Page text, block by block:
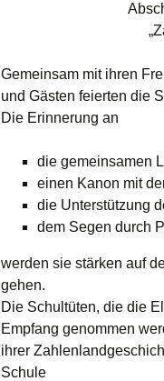
Kontakte
Entwicklung unserer
Einrichtung
Gemeinsam mit ihren
und Gästen feierten die
Die Erinnerung an
die gemeinsamen
einen Kanon mit
die Unterstützung
dem Segen durch
werden sie stärken auf
gehen.
Die Schultüten, die die
Empfang genommen
ihrer
Schule